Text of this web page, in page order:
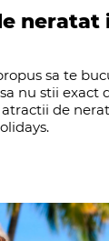
neratat
sa te
nu stii exact
de